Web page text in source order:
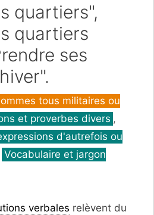
quartiers",
quartiers
ses
tous militaires ou
et proverbes divers ,
d'autrefois ou
Vocabulaire et jargon
verbales relèvent du